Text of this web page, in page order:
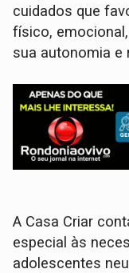
cuidados que
físico,
sua autonomia e
A Casa Criar
especial às
adolescentes